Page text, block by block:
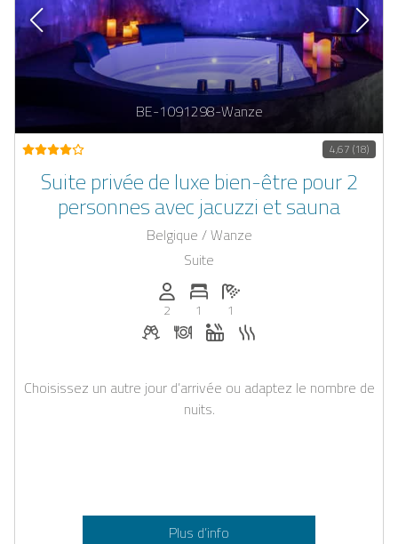
BE-1091298-Wanze
4,67 (18)
Suite privée de luxe bien-être pour 2
personnes avec jacuzzi et sauna
Belgique / Wanze
Suite
Personnes (max): 2
2
Nombre de chambres: 1
1
Nombre de salles de bain: 1
1
Boissons de bienvenue sur demande
Dîner sur demande
Jacuzzi
Choisissez un autre jour d’arrivée ou adaptez le nombre de
nuits.
Plus d’info